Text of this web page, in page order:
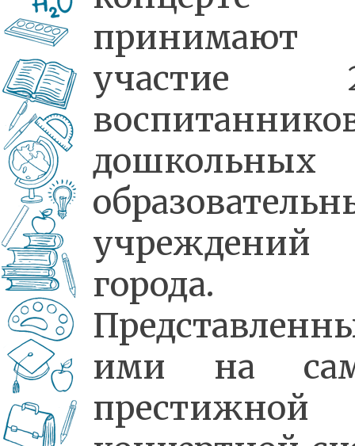
принимают
участие
дошкольных
учреждений
города.
ими на
престижной